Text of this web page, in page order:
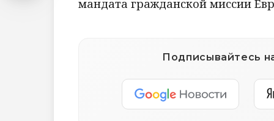
мандата гражданской миссии
Подписывайтесь